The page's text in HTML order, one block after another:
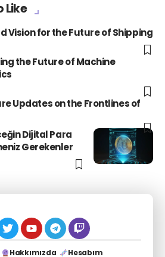
Like
Vision for the Future of Shipping
the Future of Machine
Updates on the Frontlines of
Dijital Para
Gerekenler
Hakkımızda Hesabım